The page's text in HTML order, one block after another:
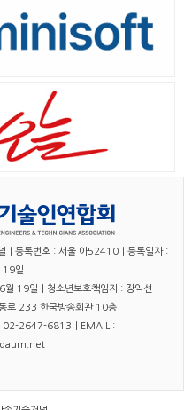
｜등록번호 : 서울 아52410｜등록일자 :
19일
19일｜청소년보호책임자 : 장익선
로 233 한국방송회관 10층
02-2647-6813｜EMAIL :